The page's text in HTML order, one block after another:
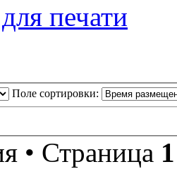
печати
Поле сортировки:
• Страница 1